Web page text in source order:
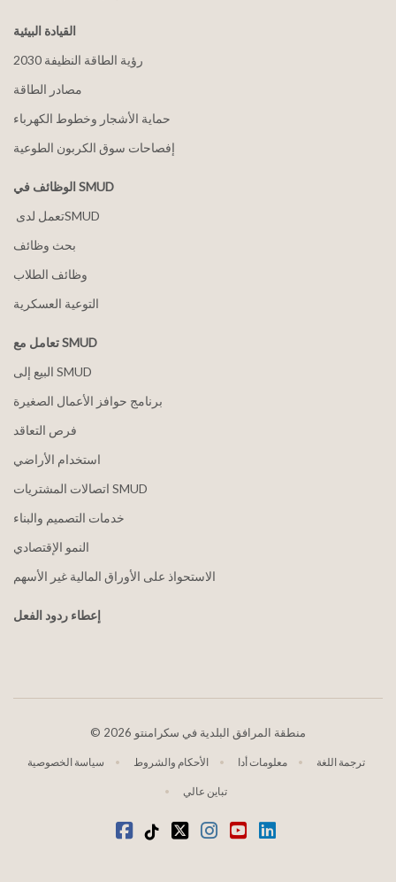
القيادة البيئية
2030 رؤية الطاقة النظيفة
مصادر الطاقة
حماية الأشجار وخطوط الكهرباء
إفصاحات سوق الكربون الطوعية
الوظائف في SMUD
بحث وظائف
وظائف الطلاب
التوعية العسكرية
تعامل مع SMUD
البيع إلى SMUD
برنامج حوافز الأعمال الصغيرة
فرص التعاقد
استخدام الأراضي
اتصالات المشتريات SMUD
خدمات التصميم والبناء
النمو الإقتصادي
الاستحواذ على الأوراق المالية غير الأسهم
إعطاء ردود الفعل
© 2026 منطقة المرافق البلدية في سكرامنتو
سياسة الخصوصية الأحكام والشروط معلومات أدا ترجمة اللغة
تباين عالي
فيسبوك
تيكتوك
تويترانستغرامينكدين